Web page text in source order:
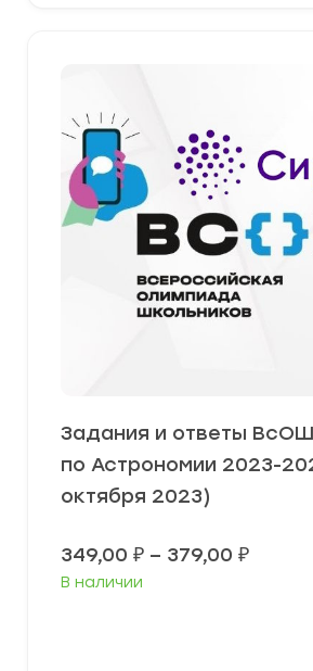
Задания и ответы
по Астрономии 2023-
октября 2023)
349,00 ₽ – 379,00 ₽
В наличии